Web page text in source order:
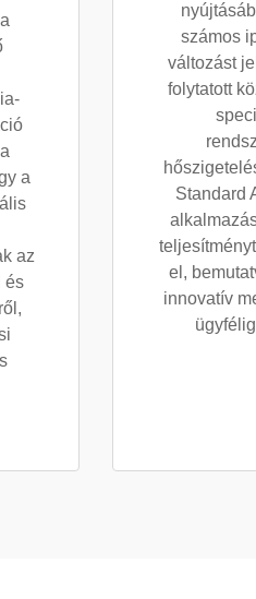
a
az
és
számos
változást
folytatott
Standard
el,
innovatív